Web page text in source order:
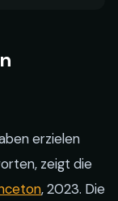
erzielen
zeigt die
, 2023. Die